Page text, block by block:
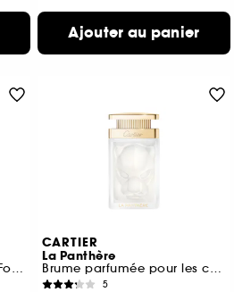
Ajouter au panier
Coffret Eau de Parfum et Format Voyage
CARTIER
La Panthère
Brume parfumée pour les cheveux
5